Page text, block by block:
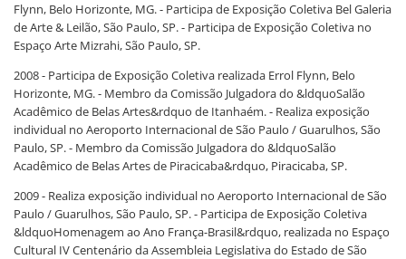
Flynn, Belo Horizonte, MG. - Participa de Exposição Coletiva Bel Galeria
de Arte & Leilão, São Paulo, SP. - Participa de Exposição Coletiva no
Espaço Arte Mizrahi, São Paulo, SP.
2008 - Participa de Exposição Coletiva realizada Errol Flynn, Belo
Horizonte, MG. - Membro da Comissão Julgadora do &ldquoSalão
Acadêmico de Belas Artes&rdquo de Itanhaém. - Realiza exposição
individual no Aeroporto Internacional de São Paulo / Guarulhos, São
Paulo, SP. - Membro da Comissão Julgadora do &ldquoSalão
Acadêmico de Belas Artes de Piracicaba&rdquo, Piracicaba, SP.
2009 - Realiza exposição individual no Aeroporto Internacional de São
Paulo / Guarulhos, São Paulo, SP. - Participa de Exposição Coletiva
&ldquoHomenagem ao Ano França-Brasil&rdquo, realizada no Espaço
Cultural IV Centenário da Assembleia Legislativa do Estado de São